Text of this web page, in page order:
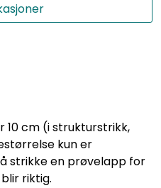
10 cm (i strukturstrikk,
kun er
strikke en prøvelapp for
riktig.